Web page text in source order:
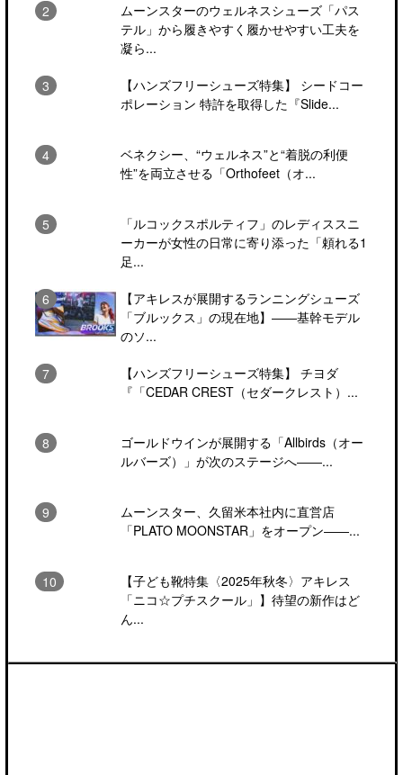
ムーンスターのウェルネスシューズ「パス
テル」から履きやすく履かせやすい工夫を
凝ら...
【ハンズフリーシューズ特集】 シードコー
ポレーション 特許を取得した『Slide...
ベネクシー、“ウェルネス”と“着脱の利便
性”を両立させる「Orthofeet（オ...
「ルコックスポルティフ」のレディススニ
ーカーが女性の日常に寄り添った「頼れる1
足...
【アキレスが展開するランニングシューズ
「ブルックス」の現在地】――基幹モデル
のソ...
【ハンズフリーシューズ特集】 チヨダ
『「CEDAR CREST（セダークレスト）...
ゴールドウインが展開する「Allbirds（オー
ルバーズ）」が次のステージへ――...
ムーンスター、久留米本社内に直営店
「PLATO MOONSTAR」をオープン――...
【子ども靴特集〈2025年秋冬〉アキレス
「ニコ☆プチスクール」】待望の新作はど
ん...